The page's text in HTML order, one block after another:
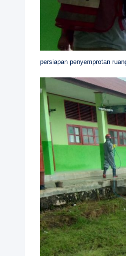
persiapan penyemprotan